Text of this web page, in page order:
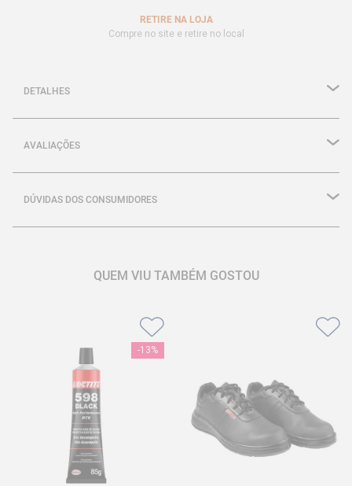
RETIRE NA LOJA
Compre no site e retire no local
DETALHES
AVALIAÇÕES
DÚVIDAS DOS CONSUMIDORES
QUEM VIU TAMBÉM GOSTOU
-13%